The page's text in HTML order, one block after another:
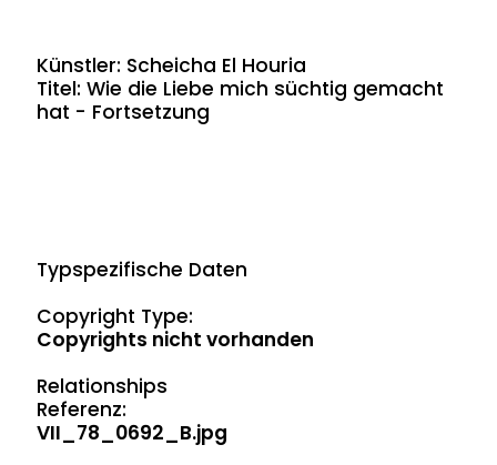
Künstler: Scheicha El Houria
Titel: Wie die Liebe mich süchtig gemacht
hat - Fortsetzung
Typspezifische Daten
Copyright Type:
Copyrights nicht vorhanden
Relationships
Referenz:
VII_78_0692_B.jpg